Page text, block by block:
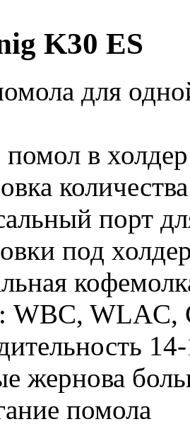
K30 ES
для
в холдер
порт
под
WBC, WLAC,
жернова
помола